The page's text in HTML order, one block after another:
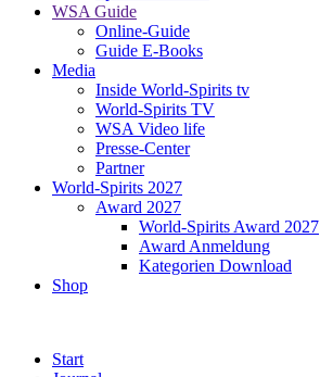
WSA Guide
Online-Guide
Guide E-Books
Media
Inside World-Spirits tv
World-Spirits TV
WSA Video life
Presse-Center
Partner
World-Spirits 2027
Award 2027
World-Spirits Award 2027
Award Anmeldung
Kategorien Download
Shop
Start